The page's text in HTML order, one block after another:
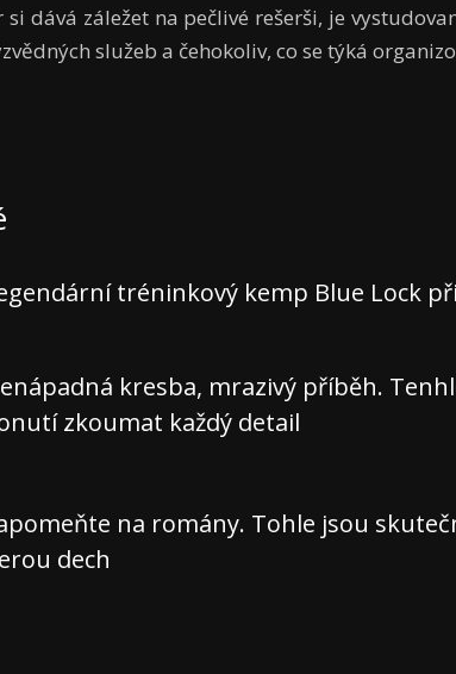
si dává záležet na pečlivé rešerši, je
služeb a čehokoliv, co se týká
tréninkový kemp Blue Lock
kresba, mrazivý příběh.
zkoumat každý detail
na romány. Tohle jsou
dech